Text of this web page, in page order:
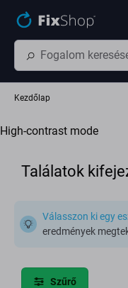
Kezdőlap
High-contrast mode
Találatok
Válasszon ki egy
eredmények
Szűrő